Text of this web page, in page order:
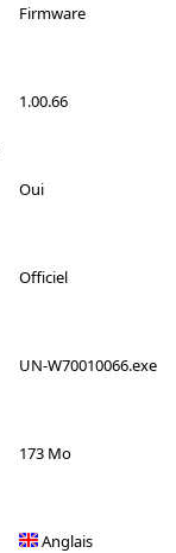
Firmware
1.00.66
Oui
Officiel
UN-W70010066.exe
173 Mo
Anglais